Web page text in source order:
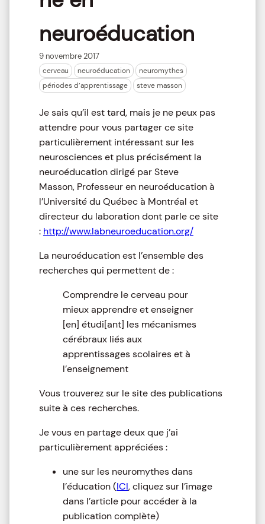
neuroéducation
9 novembre 2017
cerveau neuroéducation
neuromythes
périodes d’apprentissage
steve masson
Je sais qu’il est tard, mais je ne peux pas
attendre pour vous partager ce site
particulièrement intéressant sur les
neurosciences et plus précisément la
neuroéducation dirigé par Steve
Masson, Professeur en neuroéducation à
l’Université du Québec à Montréal et
directeur du laboration dont parle ce site
: http://www.labneuroeducation.org/
La neuroéducation est l’ensemble des
recherches qui permettent de :
Comprendre le cerveau pour
mieux apprendre et enseigner
[en] étudi[ant] les mécanismes
cérébraux liés aux
apprentissages scolaires et à
l’enseignement
Vous trouverez sur le site des publications
suite à ces recherches.
Je vous en partage deux que j’ai
particulièrement appréciées :
une sur les neuromythes dans
l’éducation (ICI,cliquez sur l’image
dans l’article pour accéder à la
publication complète)